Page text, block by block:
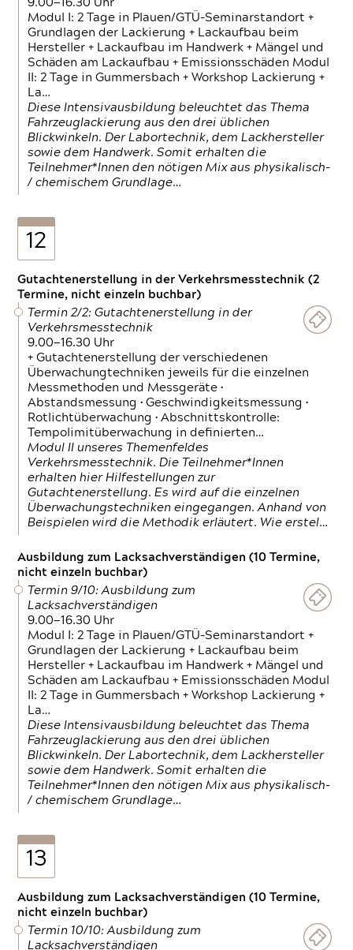
9.00—16.30 Uhr
Modul I: 2 Tage in Plauen/GTÜ-Seminarstandort +
Grundlagen der Lackierung + Lackaufbau beim
Hersteller + Lackaufbau im Handwerk + Mängel und
Schäden am Lackaufbau + Emissionsschäden Modul
II: 2 Tage in Gummersbach + Workshop Lackierung +
La…
Diese Intensivausbildung beleuchtet das Thema
Fahrzeuglackierung aus den drei üblichen
Blickwinkeln. Der Labortechnik, dem Lackhersteller
sowie dem Handwerk. Somit erhalten die
Teilnehmer*Innen den nötigen Mix aus physikalisch-
/ chemischem Grundlage…
12
Gutachtenerstellung in der Verkehrsmesstechnik (2
Termine, nicht einzeln buchbar)
Termin 2/2: Gutachtenerstellung in der
Verkehrsmesstechnik
9.00—16.30 Uhr
+ Gutachtenerstellung der verschiedenen
Überwachungtechniken jeweils für die einzelnen
Messmethoden und Messgeräte •
Abstandsmessung • Geschwindigkeitsmessung •
Rotlichtüberwachung • Abschnittskontrolle:
Tempolimitüberwachung in definierten…
Modul II unseres Themenfeldes
Verkehrsmesstechnik. Die Teilnehmer*Innen
erhalten hier Hilfestellungen zur
Gutachtenerstellung. Es wird auf die einzelnen
Überwachungstechniken eingegangen. Anhand von
Beispielen wird die Methodik erläutert. Wie erstel…
Ausbildung zum Lacksachverständigen (10 Termine,
nicht einzeln buchbar)
Termin 9/10: Ausbildung zum
Lacksachverständigen
9.00—16.30 Uhr
Modul I: 2 Tage in Plauen/GTÜ-Seminarstandort +
Grundlagen der Lackierung + Lackaufbau beim
Hersteller + Lackaufbau im Handwerk + Mängel und
Schäden am Lackaufbau + Emissionsschäden Modul
II: 2 Tage in Gummersbach + Workshop Lackierung +
La…
Diese Intensivausbildung beleuchtet das Thema
Fahrzeuglackierung aus den drei üblichen
Blickwinkeln. Der Labortechnik, dem Lackhersteller
sowie dem Handwerk. Somit erhalten die
Teilnehmer*Innen den nötigen Mix aus physikalisch-
/ chemischem Grundlage…
13
Ausbildung zum Lacksachverständigen (10 Termine,
nicht einzeln buchbar)
Termin 10/10: Ausbildung zum
Lacksachverständigen